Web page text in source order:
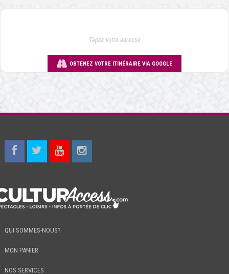
OBTENEZ VOTRE ITINÉRAIRE VIA GOOGLE
QUI SOMMES-NOUS?
MON PANIER
NOS SERVICES